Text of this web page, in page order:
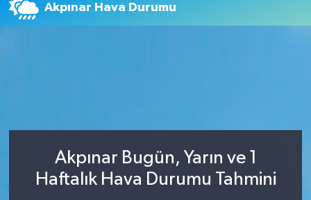
Akpınar Hava Durumu
Akpınar Bugün, Yarın ve 1
Haftalık Hava Durumu Tahmini